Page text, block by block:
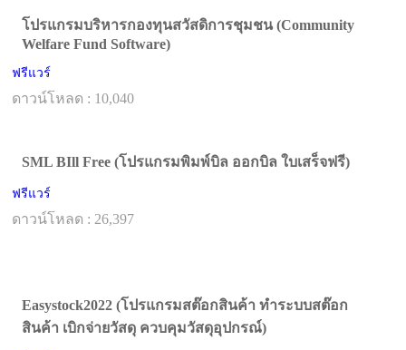
โปรแกรมบริหารกองทุนสวัสดิการชุมชน (Community
Welfare Fund Software)
ฟรีแวร์
ดาวน์โหลด : 10,040
SML BIll Free (โปรแกรมพิมพ์บิล ออกบิล ใบเสร็จฟรี)
ฟรีแวร์
ดาวน์โหลด : 26,397
Easystock2022 (โปรแกรมสต๊อกสินค้า ทำระบบสต๊อก
สินค้า เบิกจ่ายวัสดุ ควบคุมวัสดุอุปกรณ์)